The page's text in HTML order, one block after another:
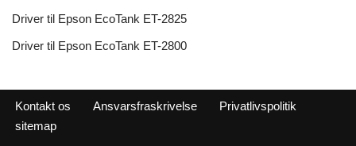
Driver til Epson EcoTank ET-2825
Driver til Epson EcoTank ET-2800
Kontakt os Ansvarsfraskrivelse
Privatlivspolitik
sitemap